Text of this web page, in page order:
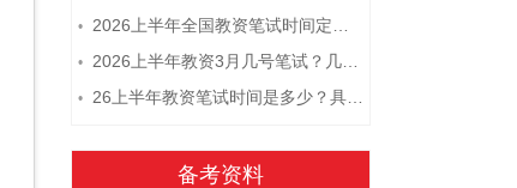
• 2026上半年全国教资笔试时间定档！
• 2026上半年教资3月几号笔试？几点开考
• 26上半年教资笔试时间是多少？具体安排表一览
备考资料